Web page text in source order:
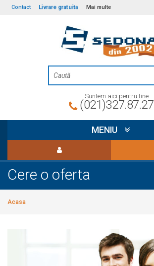
Contact Livrare gratuita Mai multe
Suntem aici pentru tine
(021)327.87.27
MENIU
Cere o oferta
Acasa